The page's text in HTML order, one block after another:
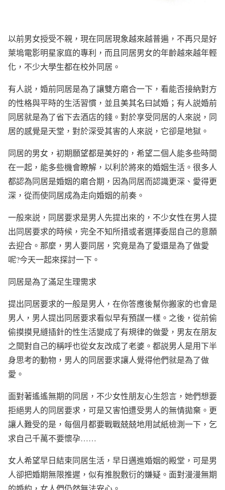
以前男女授受不親，現在同居現象越來越普遍，不再只是好
萊塢電影明星家庭的專利，而且同居男女的年齡越來越年輕
化，不少大學生都在校外同居。
有人説，婚前同居是為了讓雙方磨合一下，看能否接納對方
的性格與平時的生活習慣，並且美其名曰試婚；有人説婚前
同居就是為了省下去酒店的錢。對於享受同居的人來説，同
居的感覺是天堂，對於深受其害的人來説，它卻是地獄。
同居的男女，初期願望都是美好的，希望二個人能多些時間
在一起，能多些機會瞭解，以利於將來的婚姻生活。很多人
都認為同居是婚姻的磨合期，因為同居而認識更深、愛得更
深，從而使同居成為走向婚姻的前奏。
一般來説，同居要求是男人先提出來的，不少女性在男人提
出同居要求的時候，完全不知所措或者選擇委屈自己的意願
去迎合。那麼，男人要同居，究竟是為了愛還是為了做愛
呢?今天一起來探討一下。
同居是為了滿足生理需求
提出同居要求的一般是男人，在你答應後幫你搬家的也會是
男人，男人提出同居要求看似早有預謀一樣。之後，從前偷
偷摸摸見縫插針的性生活變成了有規律的做愛，男友在朋友
之間對自己的稱呼也從女友改成了老婆。都説男人是用下半
身思考的動物，男人的同居要求讓人覺得他們就是為了做
愛。
面對著遙遙無期的同居，不少女性朋友心生怨言，她們想要
拒絕男人的同居要求，可是又害怕遭受男人的無情拋棄。更
讓人難受的是，每個月都要戰戰兢兢地用試紙檢測一下，乞
求自己千萬不要懷孕……
女人希望早日結束同居生活，早日邁進婚姻的殿堂，可是男
人卻把婚期無限推遲，似有推脫敷衍的嫌疑。面對漫漫無期